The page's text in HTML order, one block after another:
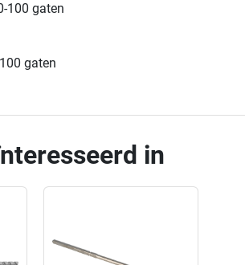
100 gaten
gaten
in